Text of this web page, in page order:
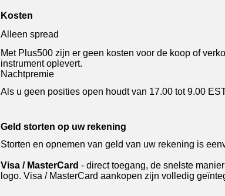
Kosten
Alleen spread
Met Plus500 zijn er geen kosten voor de koop of
instrument oplevert.
Nachtpremie
Als u geen posities open houdt van 17.00 tot 9.00
Geld storten op uw rekening
Storten en opnemen van geld van uw rekening is
Visa / MasterCard - direct toegang, de snelste
logo. Visa / MasterCard aankopen zijn volledig